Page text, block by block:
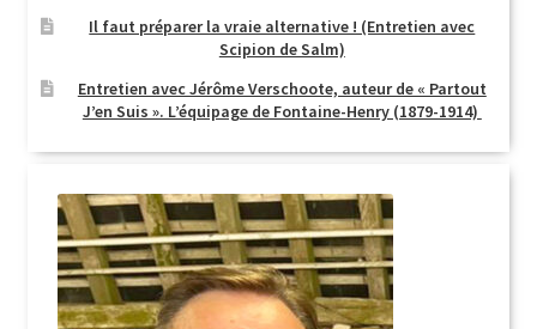
Il faut préparer la vraie alternative ! (Entretien avec
Scipion de Salm)
Entretien avec Jérôme Verschoote, auteur de « Partout
J’en Suis ». L’équipage de Fontaine-Henry (1879-1914)